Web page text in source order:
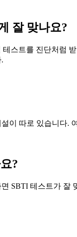
잘 맞나요?
스트를 진단처럼
이 따로 있습니다.
?
SBTI 테스트가